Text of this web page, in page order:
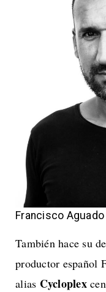
Francisco Aguado
También hace su
productor español
alias Cycloplex